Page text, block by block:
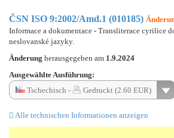
ČSN ISO 9:2002/Amd.1 (010185)
Informace a dokumentace - Transliterace cyrilice
neslovanské jazyky.
Änderung herausgegeben am 1.9.2024
Ausgewählte Ausführung:
Tschechisch -
Gedruckt (2.60 EUR)
Alle technischen Informationen anzeigen